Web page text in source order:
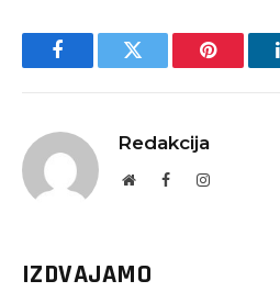
FacebookTwitter Pinterest
Redakcija
WebsiteFacebookInstagram
IZDVAJAMO